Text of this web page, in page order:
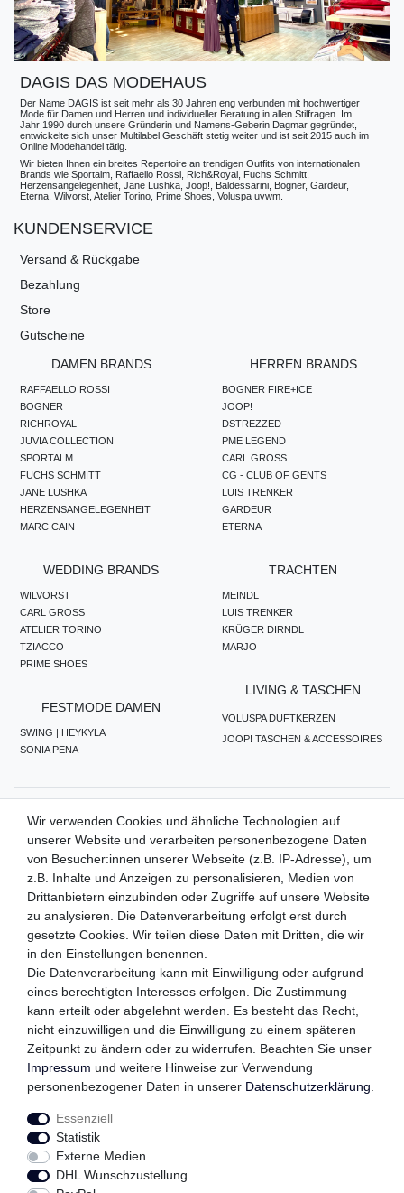
DAGIS DAS MODEHAUS
Der Name DAGIS ist seit mehr als 30 Jahren eng verbunden mit hochwertiger
Mode für Damen und Herren und individueller Beratung in allen Stilfragen. Im
Jahr 1990 durch unsere Gründerin und Namens-Geberin Dagmar gegründet,
entwickelte sich unser Multilabel Geschäft stetig weiter und ist seit 2015 auch im
Online Modehandel tätig.
Wir bieten Ihnen ein breites Repertoire an trendigen Outfits von internationalen
Brands wie Sportalm, Raffaello Rossi, Rich&Royal, Fuchs Schmitt,
Herzensangelegenheit, Jane Lushka, Joop!, Baldessarini, Bogner, Gardeur,
Eterna, Wilvorst, Atelier Torino, Prime Shoes, Voluspa uvwm.
KUNDENSERVICE
Versand & Rückgabe
Bezahlung
Store
Gutscheine
DAMEN BRANDS
RAFFAELLO ROSSI
BOGNER
RICHROYAL
JUVIA COLLECTION
SPORTALM
FUCHS SCHMITT
JANE LUSHKA
HERZENSANGELEGENHEIT
MARC CAIN
HERREN BRANDS
BOGNER FIRE+ICE
JOOP!
DSTREZZED
PME LEGEND
CARL GROSS
CG - CLUB OF GENTS
LUIS TRENKER
GARDEUR
ETERNA
WEDDING BRANDS
WILVORST
CARL GROSS
ATELIER TORINO
TZIACCO
PRIME SHOES
FESTMODE DAMEN
SWING | HEYKYLA
SONIA PENA
TRACHTEN
MEINDL
LUIS TRENKER
KRÜGER DIRNDL
MARJO
LIVING & TASCHEN
VOLUSPA DUFTKERZEN
JOOP! TASCHEN & ACCESSOIRES
ZAHLUNGSMETHODEN
WIR VERSENDEN MIT
QUALITÄTSVERSPRECHEN
FOLGEN SIE UNS
Impressum
Widerrufs­recht Vertrag widerrufen
Wir verwenden Cookies und ähnliche Technologien auf
unserer Website und verarbeiten personenbezogene Daten
von Besucher:innen unserer Webseite (z.B. IP-Adresse), um
z.B. Inhalte und Anzeigen zu personalisieren, Medien von
Drittanbietern einzubinden oder Zugriffe auf unsere Website
zu analysieren. Die Datenverarbeitung erfolgt erst durch
gesetzte Cookies. Wir teilen diese Daten mit Dritten, die wir
in den Einstellungen benennen.
Die Datenverarbeitung kann mit Einwilligung oder aufgrund
eines berechtigten Interesses erfolgen. Die Zustimmung
kann erteilt oder abgelehnt werden. Es besteht das Recht,
nicht einzuwilligen und die Einwilligung zu einem späteren
Zeitpunkt zu ändern oder zu widerrufen. Beachten Sie unser
Impressum und weitere Hinweise zur Verwendung
personenbezogener Daten in unserer Daten­schutz­erklärung
Essenziell
Statistik
Externe Medien
DHL Wunschzustellung